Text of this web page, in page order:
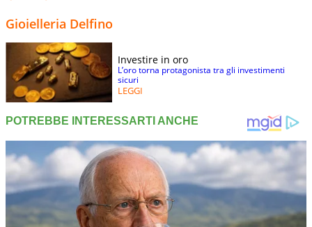
Gioielleria Delfino
Investire in oro
L’oro torna protagonista tra gli investimenti
sicuri
LEGGI